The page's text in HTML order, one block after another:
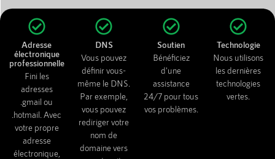
Adresse
électronique
professionnelle
Fini les
adresses
.gmail ou
.hotmail. Avec
votre propre
adresse
électronique,
DNS
Vous pouvez
définir vous-
même le DNS.
Par exemple,
vous pouvez
rediriger votre
nom de
domaine vers
Soutien
Bénéficiez
d'une
assistance
24/7 pour tous
vos problèmes.
Technologie
Nous utilisons
les dernières
technologies
vertes.